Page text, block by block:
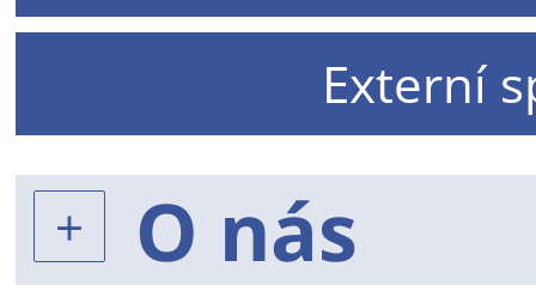
Externí
O nás